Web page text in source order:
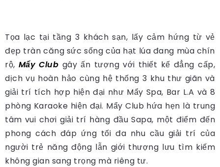
Tọa lạc tại tầng 3 khách sạn, lấy cảm hứng từ vẻ
đẹp tràn căng sức sống của hạt lúa đang mùa chín
rộ, Mẩy Club gây ấn tượng với thiết kế đẳng cấp,
dịch vụ hoàn hảo cùng hệ thống 3 khu thư giãn và
giải trí tích hợp hiện đại như Mẩy Spa, Bar L.A và 8
phòng Karaoke hiện đại. Mẩy Club hứa hẹn là trung
tâm vui chơi giải trí hàng đầu Sapa, một điểm đến
phong cách đáp ứng tối đa nhu cầu giải trí của
người trẻ năng động lẫn giới thượng lưu tìm kiếm
không gian sang trọng mà riêng tư.